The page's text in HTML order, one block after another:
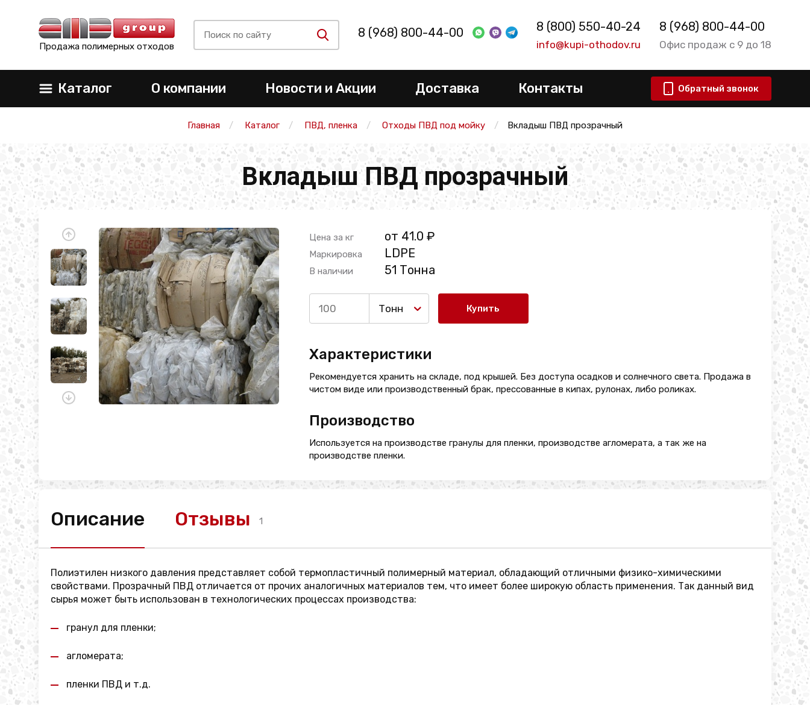
Продажа полимерных отходов
8 (968) 800-44-00 8 (800) 550-40-24
info@kupi-othodov.ru
8 (968) 800-44-00
Офис продаж с 9 до 18
Каталог О компании Новости и Акции Доставка Контакты Обратный звонок
Главная Каталог ПВД, пленка Отходы ПВД под мойку Вкладыш ПВД прозрачный
Вкладыш ПВД прозрачный
Цена за кг от 41.0 ₽
Маркировка LDPE
В наличии 51 Тонна
Тонн Купить
Характеристики
Рекомендуется хранить на складе, под крышей. Без доступа осадков и солнечного света. Продажа в
чистом виде или производственный брак, прессованные в кипах, рулонах, либо роликах.
Производство
Используется на производстве гранулы для пленки, производстве агломерата, а так же на
производстве пленки.
Описание Отзывы 1
Полиэтилен низкого давления представляет собой термопластичный полимерный материал, обладающий отличными физико-химическими
свойствами. Прозрачный ПВД отличается от прочих аналогичных материалов тем, что имеет более широкую область применения. Так данный вид
сырья может быть использован в технологических процессах производства:
гранул для пленки;
агломерата;
пленки ПВД и т.д.